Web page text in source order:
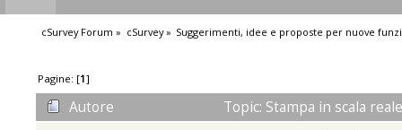
cSurvey Forum » cSurvey» Suggerimenti, idee e proposte per nuove
Pagine: [1]
Autore
Topic: Stampa in scala